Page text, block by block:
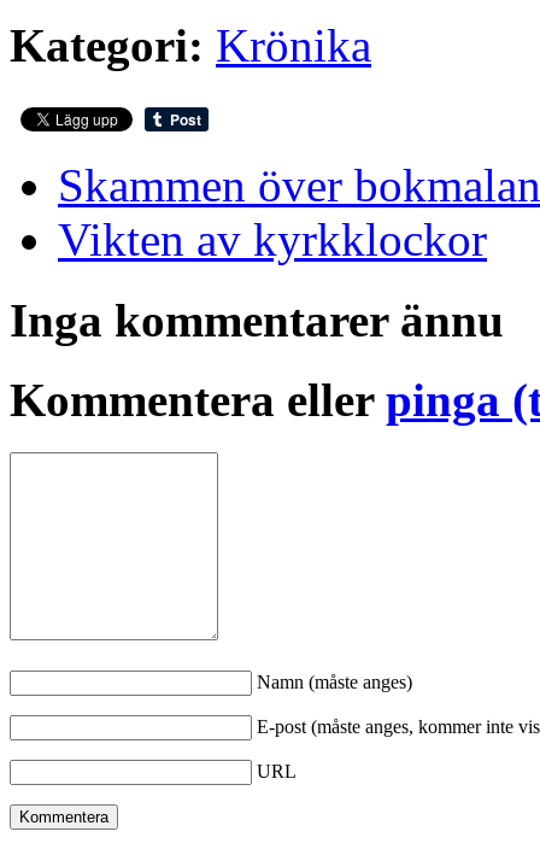
Kategori: Krönika
Skammen över
Vikten av kyrkklockor
Inga kommentarer ännu
Kommentera eller pinga
Namn (måste anges)
E-post (måste anges, kommer inte
URL